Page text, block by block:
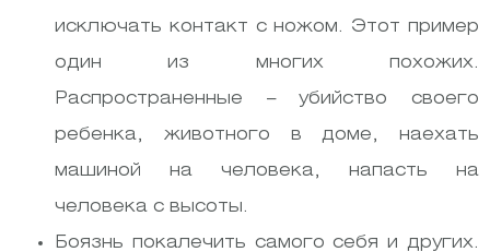
исключать контакт с ножом. Этот пример
один из многих похожих.
Распространенные – убийство своего
ребенка, животного в доме, наехать
машиной на человека, напасть на
человека с высоты.
Боязнь покалечить самого себя и других.